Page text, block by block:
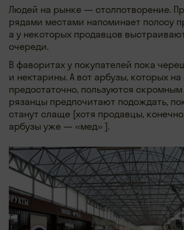
Людей на рынке — столпотворение.
рядами местами напоминает полосу
а у некоторых продавцов
очереди.
В фаворитах у покупателей пока
и нектарины. А вот арбузы, которых
предостаточно, пользуются
рязанцы предпочитают подождать,
станут слаще [хотя продавцы,
арбузы уже — «мед» ].